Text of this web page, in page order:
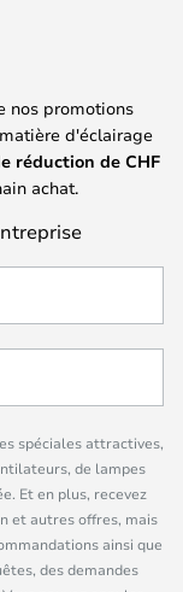
nos promotions
d'éclairage
réduction de CHF
achat.
spéciales attractives,
de lampes
Et en plus, recevez
et autres offres, mais
ainsi que
des demandes